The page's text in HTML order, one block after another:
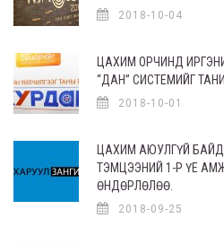
2018-10-04
ЦАХИМ ОРЧИНД
“ДАН” СИСТЕМИЙГ
2018-10-01
ЦАХИМ АЮУЛГҮЙ
ТЭМЦЭЭНИЙ 1-Р ҮЕ
ӨНДӨРЛӨЛӨӨ.
2018-09-25